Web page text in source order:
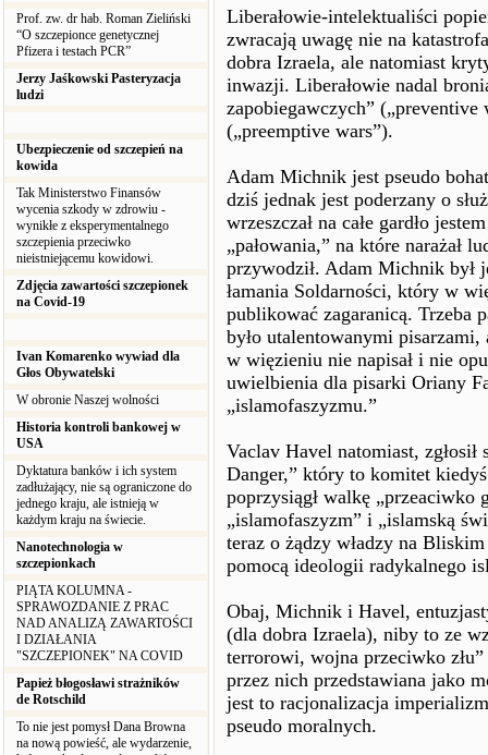
Prof. zw. dr hab. Roman Zieliński
“O szczepionce genetycznej
Pfizera i testach PCR”
Jerzy Jaśkowski Pasteryzacja
ludzi
Ubezpieczenie od szczepień na
kowida
Tak Ministerstwo Finansów
wycenia szkody w zdrowiu -
wynikłe z eksperymentalnego
szczepienia przeciwko
nieistniejącemu kowidowi.
Zdjęcia zawartości szczepionek
na Covid-19
Ivan Komarenko wywiad dla
Głos Obywatelski
W obronie Naszej wolności
Historia kontroli bankowej w
USA
Dyktatura banków i ich system
zadłużający, nie są ograniczone do
jednego kraju, ale istnieją w
każdym kraju na świecie.
Nanotechnologia w
szczepionkach
PIĄTA KOLUMNA -
SPRAWOZDANIE Z PRAC
NAD ANALIZĄ ZAWARTOŚCI
I DZIAŁANIA
"SZCZEPIONEK" NA COVID
Papież błogosławi strażników
de Rotschild
To nie jest pomysł Dana Browna
na nową powieść, ale wydarzenie,
Liberałowie-intelektualiści
zwracają uwagę nie na
dobra Izraela, ale natomiast
inwazji. Liberałowie nadal
zapobiegawczych”
(„preemptive wars”).
Adam Michnik jest pseudo
dziś jednak jest poderzany o
wrzeszczał na całe gardło
„pałowania,” na które narażał
przywodził. Adam Michnik był
łamania Soldarności, który w
publikować zagaranicą. Trzeba
było utalentowanymi
w więzieniu nie napisał i nie
uwielbienia dla pisarki Oriany
„islamofaszyzmu.”
Vaclav Havel natomiast,
Danger,” który to komitet
poprzysiągł walkę „przeaciwko
„islamofaszyzm” i „islamską
teraz o żądzy władzy na
pomocą ideologii radykalnego
Obaj, Michnik i Havel,
(dla dobra Izraela), niby to ze
terrorowi, wojna przeciwko
przez nich przedstawiana jako
jest to racjonalizacja
pseudo moralnych.